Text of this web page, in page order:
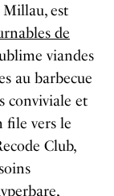
est
de
viandes
au barbecue
conviviale et
file vers le
Club,